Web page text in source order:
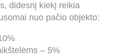
didesnį kiekį reikia
nuo pačio objekto:
– 5%